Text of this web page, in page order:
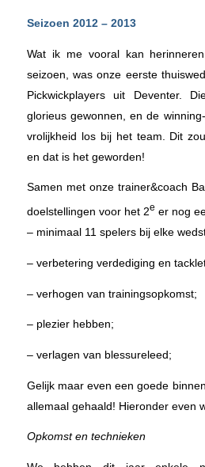
Seizoen 2012 – 2013
Wat ik me vooral kan
seizoen, was onze eerste
Pickwickplayers uit Deventer.
glorieus gewonnen, en de
vrolijkheid los bij het team. Dit
en dat is het geworden!
Samen met onze trainer&coach
doelstellingen voor het 2e er nog
– minimaal 11 spelers bij elke
– verbetering verdediging en
– verhogen van trainingsopkomst;
– plezier hebben;
– verlagen van blessureleed;
Gelijk maar even een goede
allemaal gehaald! Hieronder even
Opkomst en technieken